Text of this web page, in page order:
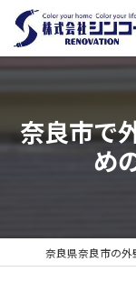
奈良市で
め